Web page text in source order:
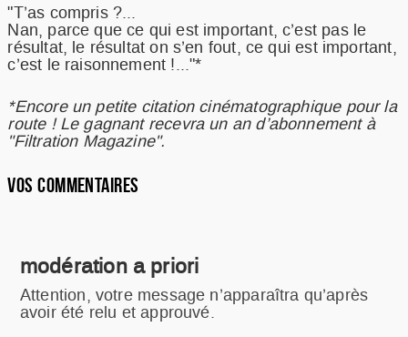
"T’as compris ?...
Nan, parce que ce qui est important, c’est pas le
résultat, le résultat on s’en fout, ce qui est important,
c’est le raisonnement !..."*
*Encore un petite citation cinématographique pour la
route ! Le gagnant recevra un an d’abonnement à
"Filtration Magazine".
VOS COMMENTAIRES
modération a priori
Attention, votre message n’apparaîtra qu’après
avoir été relu et approuvé.